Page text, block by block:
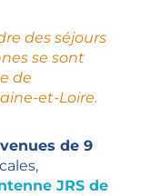
des séjours
se sont
de
et-Loire.
de 9
JRS de